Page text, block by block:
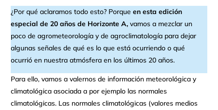
¿Por qué aclaramos todo esto? Porqueen esta edición
especial de 20 años de Horizonte A,vamos a mezclar un
poco de agrometeorología y de agroclimatología para dejar
algunas señales de qué es lo que está ocurriendo o qué
ocurrió en nuestra atmósfera en los últimos 20 años.
Para ello, vamos a valernos de información meteorológica y
climatológica asociada a por ejemplo las normales
climatológicas. Las normales climatológicas (valores medios